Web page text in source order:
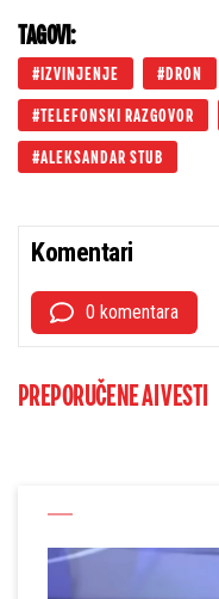
TAGOVI:
IZVINJENJE DRON
TELEFONSKI RAZGOVOR
ALEKSANDAR STUB
Komentari
0 komentara
PREPORUČENE AI VESTI